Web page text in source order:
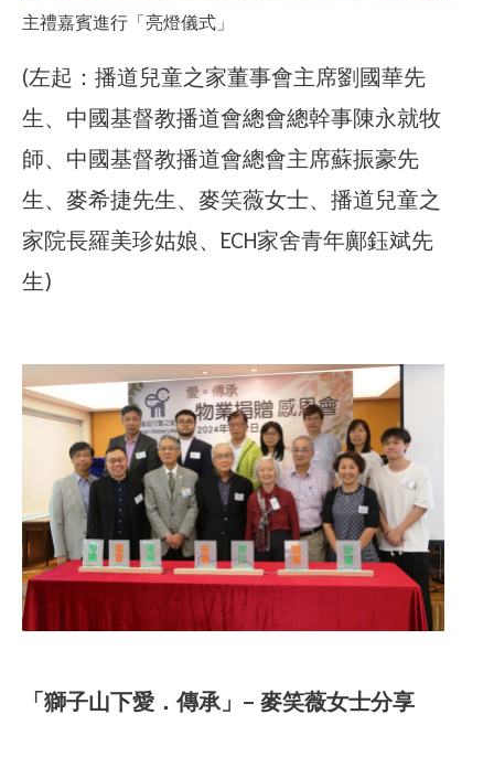
主禮嘉賓進行「亮燈儀式」
(左起：播道兒童之家董事會主席劉國華先
生、中國基督教播道會總會總幹事陳永就牧
師、中國基督教播道會總會主席蘇振豪先
生、麥希捷先生、麥笑薇女士、播道兒童之
家院長羅美珍姑娘、ECH家舍青年鄺鈺斌先
生)
「獅子山下愛．傳承」- 麥笑薇女士分享